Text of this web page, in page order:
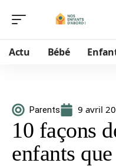
Actu Bébé
Parents 9 avril
10 façons
enfants